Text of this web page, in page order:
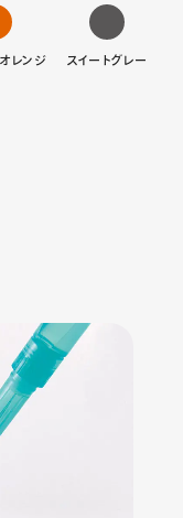
レンジ スイートグレー